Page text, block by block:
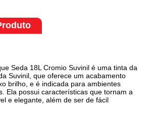
Seda 18L Cromio Suvinil é uma tinta da
Suvinil, que oferece um acabamento
brilho, e é indicada para ambientes
Ela possui características que tornam a
e elegante, além de ser de fácil